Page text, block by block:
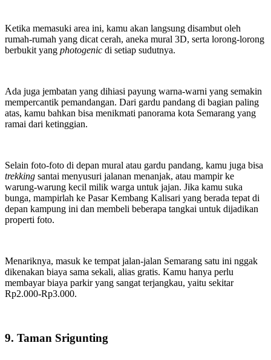
Ketika memasuki area ini, kamu akan langsung disambut oleh
rumah-rumah yang dicat cerah, aneka mural 3D, serta lorong-lorong
berbukit yang photogenic di setiap sudutnya.
Ada juga jembatan yang dihiasi payung warna-warni yang semakin
mempercantik pemandangan. Dari gardu pandang di bagian paling
atas, kamu bahkan bisa menikmati panorama kota Semarang yang
ramai dari ketinggian.
Selain foto-foto di depan mural atau gardu pandang, kamu juga bisa
trekking santai menyusuri jalanan menanjak, atau mampir ke
warung-warung kecil milik warga untuk jajan. Jika kamu suka
bunga, mampirlah ke Pasar Kembang Kalisari yang berada tepat di
depan kampung ini dan membeli beberapa tangkai untuk dijadikan
properti foto.
Menariknya, masuk ke tempat jalan-jalan Semarang satu ini nggak
dikenakan biaya sama sekali, alias gratis. Kamu hanya perlu
membayar biaya parkir yang sangat terjangkau, yaitu sekitar
Rp2.000-Rp3.000.
9. Taman Srigunting